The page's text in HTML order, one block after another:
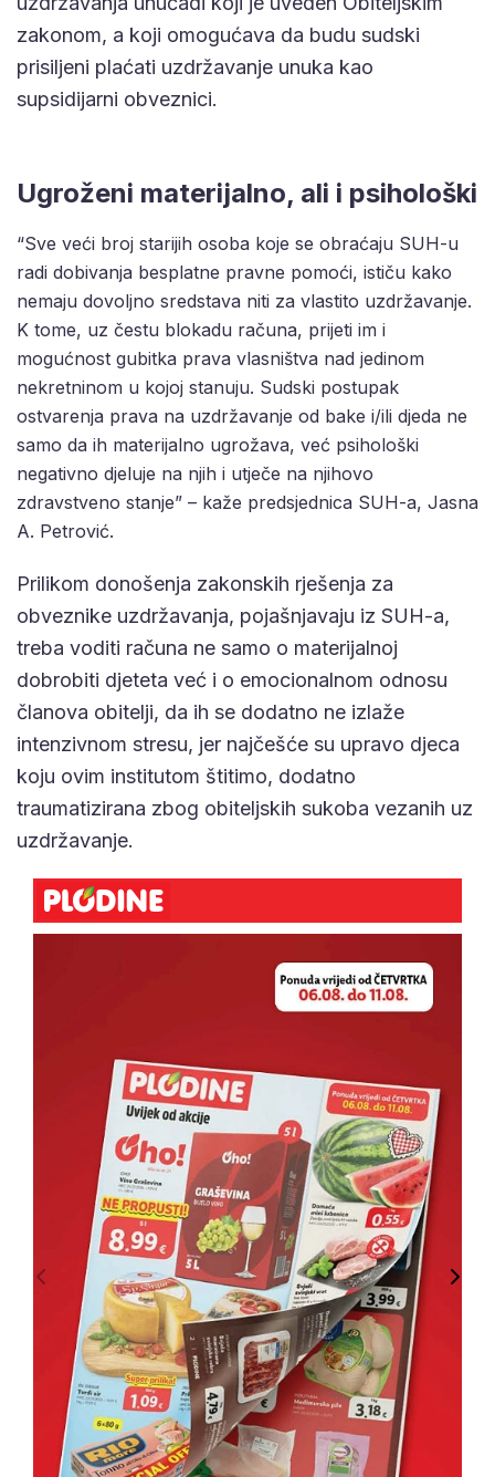
zakonom, a koji omogućava da budu sudski
prisiljeni plaćati uzdržavanje unuka kao
supsidijarni obveznici.
Ugroženi materijalno, ali i psihološki
“Sve veći broj starijih osoba koje se obraćaju SUH-u
radi dobivanja besplatne pravne pomoći, ističu kako
nemaju dovoljno sredstava niti za vlastito uzdržavanje.
K tome, uz čestu blokadu računa, prijeti im i
mogućnost gubitka prava vlasništva nad jedinom
nekretninom u kojoj stanuju. Sudski postupak
ostvarenja prava na uzdržavanje od bake i/ili djeda ne
samo da ih materijalno ugrožava, već psihološki
negativno djeluje na njih i utječe na njihovo
zdravstveno stanje” – kaže predsjednica SUH-a, Jasna
A. Petrović.
Prilikom donošenja zakonskih rješenja za
obveznike uzdržavanja, pojašnjavaju iz SUH-a,
treba voditi računa ne samo o materijalnoj
dobrobiti djeteta već i o emocionalnom odnosu
članova obitelji, da ih se dodatno ne izlaže
intenzivnom stresu, jer najčešće su upravo djeca
koju ovim institutom štitimo, dodatno
traumatizirana zbog obiteljskih sukoba vezanih uz
uzdržavanje.